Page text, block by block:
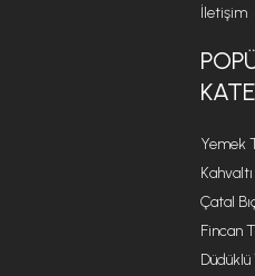
İletişim
Yemek
Kahvaltı
Çatal
Fincan